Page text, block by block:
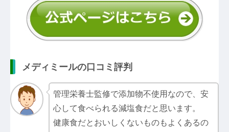
メディミールの口コミ評判
管理栄養士監修で添加物不使用なので、安
心して食べられる減塩食だと思います。
健康食だとおいしくないものもよくあるの